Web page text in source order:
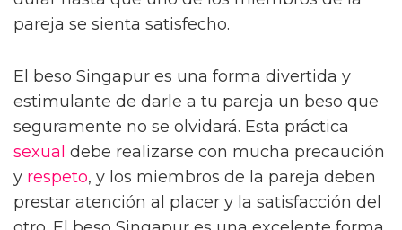
pareja se sienta satisfecho.
El beso Singapur es una forma divertida y
estimulante de darle a tu pareja un beso que
seguramente no se olvidará. Esta práctica
sexual debe realizarse con mucha precaución
y respeto, y los miembros de la pareja deben
prestar atención al placer y la satisfacción del